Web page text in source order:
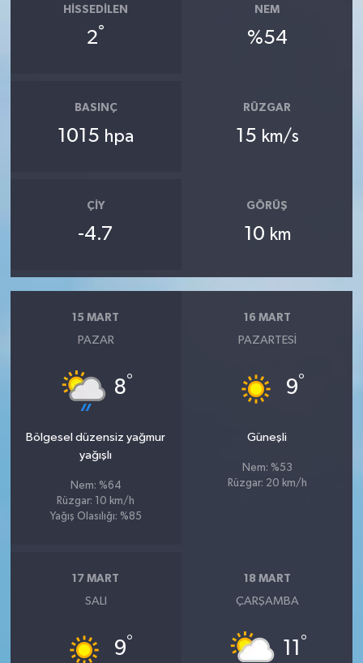
HISSEDILEN
2°
NEM
%54
BASINÇ
1015 hpa
RÜZGAR
15 km/s
ÇIY
-4.7
GÖRÜŞ
10 km
15 MART
PAZAR
8°
Bölgesel düzensiz yağmur
yağışlı
Nem: %64
Rüzgar: 10 km/h
Yağış Olasılığı: %85
16 MART
PAZARTESI
9°
Güneşli
Nem: %53
Rüzgar: 20 km/h
17 MART
SALI
9°
18 MART
ÇARŞAMBA
11 °